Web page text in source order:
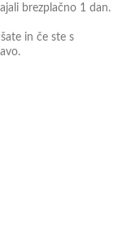
brezplačno 1 dan.
in če ste s